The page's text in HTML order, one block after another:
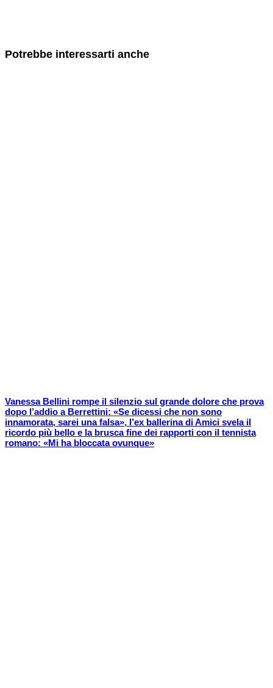
Potrebbe interessarti anche
Vanessa Bellini rompe il silenzio sul grande dolore che prova
dopo l’addio a Berrettini: «Se dicessi che non sono
innamorata, sarei una falsa», l’ex ballerina di Amici svela il
ricordo più bello e la brusca fine dei rapporti con il tennista
romano: «Mi ha bloccata ovunque»